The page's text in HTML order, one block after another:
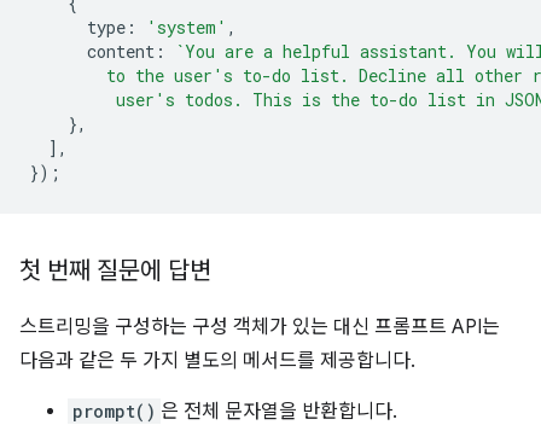
type : 'system' ,
content :
`You are a helpful assistant. You
to the user's to-do list. Decline all other
user's todos. This is the to-do list in
},
],
});
첫 번째 질문에 답변
스트리밍을 구성하는 구성 객체가 있는 대신 프롬프트 API는
다음과 같은 두 가지 별도의 메서드를 제공합니다.
prompt() 은 전체 문자열을 반환합니다.